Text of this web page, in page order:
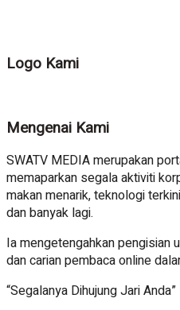
Logo Kami
Mengenai Kami
SWATV MEDIA merupakan
memaparkan segala aktiviti
makan menarik, teknologi
dan banyak lagi.
Ia mengetengahkan pengisian
dan carian pembaca online
“Segalanya Dihujung Jari Anda”